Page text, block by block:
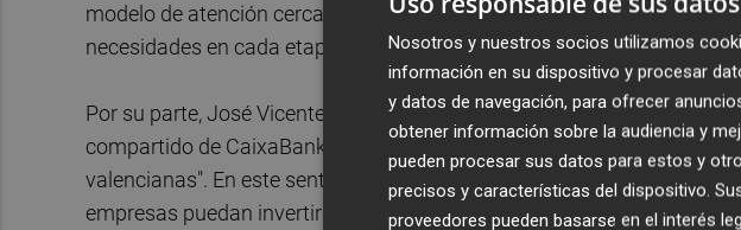
modelo de atención cercano y especializado, así como con soluciones
necesidades en cada etapa”, ha señalado.
Por su parte, José Vicente Morata ha destacado que la renovación de
compartido de CaixaBank y Cámara Valencia con el crecimiento y la
valencianas". En este sentido, ha señalado que "el acceso a la
empresas puedan invertir y crecer, pero también lo es disponer de
Nosotros y nuestros socios utilizamos
información en su dispositivo y procesar
y datos de navegación, para ofrecer
obtener información sobre la audiencia y
pueden procesar sus datos para estos y
precisos y características del dispositivo.
proveedores pueden basarse en el interés